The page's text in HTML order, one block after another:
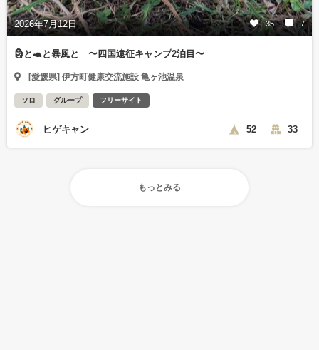
2026年7月12日 35 7
🗿と🐢と暴風と 〜四国遠征キャンプ2泊目〜
[愛媛県] 伊方町健康交流施設 亀ヶ池温泉
ソロ グループ フリーサイト
ヒゲキャン 52 33
もっとみる